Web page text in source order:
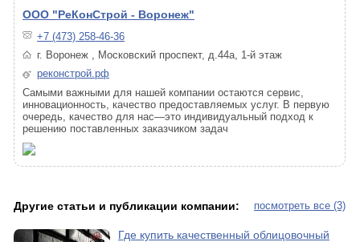
ООО "РеКонСтрой - Воронеж"
+7 (473) 258-46-36
г. Воронеж , Московский проспект, д.44а, 1-й этаж
реконстрой.рф
Самыми важными для нашей компании остаются сервис,
инновационность, качество предоставляемых услуг. В первую
очередь, качество для нас—это индивидуальный подход к
решению поставленных заказчиком задач
посмотреть все (3)
Другие статьи и публикации компании:
Где купить качественный облицовочный